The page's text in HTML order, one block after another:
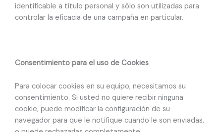
identificable a título personal y sólo son utilizadas para
controlar la eficacia de una campaña en particular.
Consentimiento para el uso de Cookies
Para colocar cookies en su equipo, necesitamos su
consentimiento. Si usted no quiere recibir ninguna
cookie, puede modificar la configuración de su
navegador para que le notifique cuando le son enviadas,